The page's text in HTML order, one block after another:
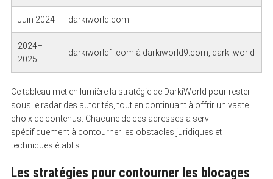
Juin 2024 darkiworld.com
2024–
2025
darkiworld1.com à darkiworld9.com, darki.world
Ce tableau met en lumière la stratégie de DarkiWorld pour rester
sous le radar des autorités, tout en continuant à offrir un vaste
choix de contenus. Chacune de ces adresses a servi
spécifiquement à contourner les obstacles juridiques et
techniques établis.
Les stratégies pour contourner les blocages